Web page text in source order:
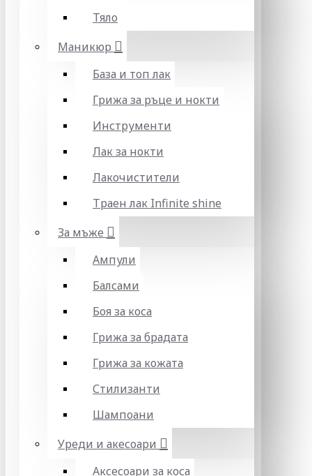
Тяло
Маникюр
База и топ лак
Грижа за ръце и нокти
Инструменти
Лак за нокти
Лакочистители
Траен лак Infinite shine
За мъже
Ампули
Балсами
Боя за коса
Грижа за брадата
Грижа за кожата
Стилизанти
Шампоани
Уреди и акесоари
Аксесоари за коса